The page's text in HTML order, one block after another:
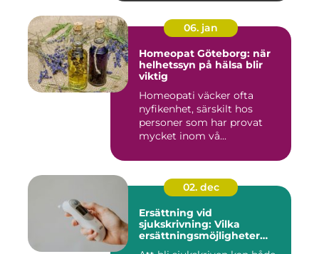
06. jan
Homeopat Göteborg: när
helhetssyn på hälsa blir
viktig
Homeopati väcker ofta
nyfikenhet, särskilt hos
personer som har provat
mycket inom vå...
02. dec
Ersättning vid
sjukskrivning: Vilka
ersättningsmöjligheter